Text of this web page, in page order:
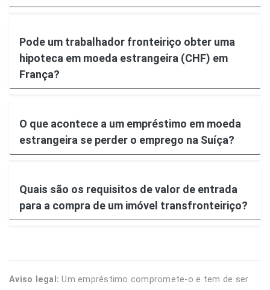
Pode um trabalhador fronteiriço obter uma
hipoteca em moeda estrangeira (CHF) em
França?
O que acontece a um empréstimo em moeda
estrangeira se perder o emprego na Suíça?
Quais são os requisitos de valor de entrada
para a compra de um imóvel transfronteiriço?
Aviso legal: Um empréstimo compromete-o e tem de ser